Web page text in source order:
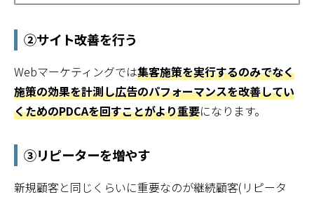
②サイト改善を行う
Webマーケティングでは集客施策を実行するのみでなく
施策の効果を計測し広告のパフォーマンスを改善してい
くためのPDCAを回すことがより重要になります。
③リピーターを増やす
新規顧客と同じくらいに重要なのが継続顧客(リピータ